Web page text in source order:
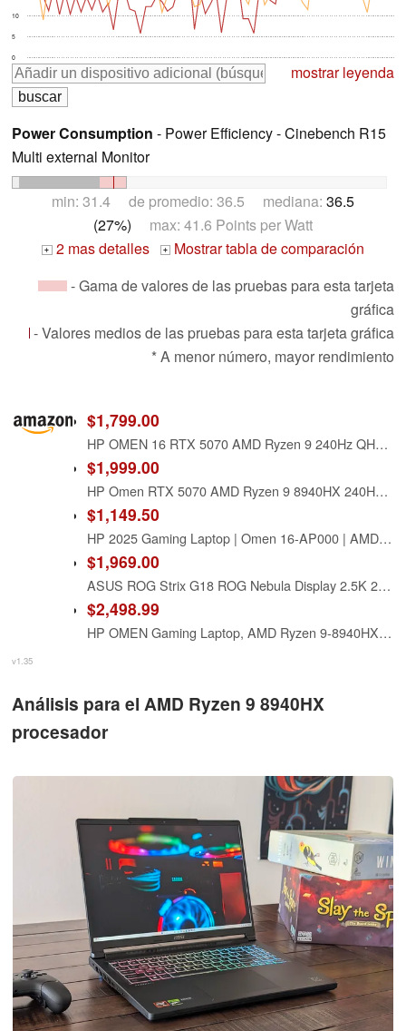
0
5
10
mostrar leyenda
Power Consumption - Power Efficiency - Cinebench R15
Multi external Monitor
min: 31.4 de promedio: 36.5 mediana: 36.5
(27%) max: 41.6 Points per Watt
+ 2 mas detalles +
Mostrar tabla de comparación
- Gama de valores de las pruebas para esta tarjeta
gráfica
- Valores medios de las pruebas para esta tarjeta gráfica
* A menor número, mayor rendimiento
$1,799.00
HP OMEN 16 RTX 5070 AMD Ryzen 9 240Hz QHD+ 2560x1600 RGB Gaming Laptop
$1,999.00
HP Omen RTX 5070 AMD Ryzen 9 8940HX 240Hz Gaming Laptop
$1,149.50
HP 2025 Gaming Laptop | Omen 16-AP000 | AMD 16-Core Ryzen 9 8940HX | NVIDIA GeForce RTX 5060 | 16GB DDR5 | 512GB SSD | 16.0" 1920x1200 144Hz | Win11 Home - Wi-Fi 6 - BT 5.3 - Backlit KB - Shadow black
$1,969.00
ASUS ROG Strix G18 ROG Nebula Display 2.5K 240Hz 3ms 18" Gaming Laptop AMD Ryzen 9 8940HX 16GB RAM 1TB SSD NVIDIA GeForce RTX 5070 Eclipse Grey
$2,498.99
HP OMEN Gaming Laptop, AMD Ryzen 9-8940HX, 64 GB DDR5 RAM, 4 TB PCIe SSD, 16" 2K (1920x1200) 144Hz Display, Nvidia G-Force RTX 5060, Backlit Keyboard, W11 Pro, Shadow Black
v1.35
Análisis para el AMD Ryzen 9 8940HX
procesador